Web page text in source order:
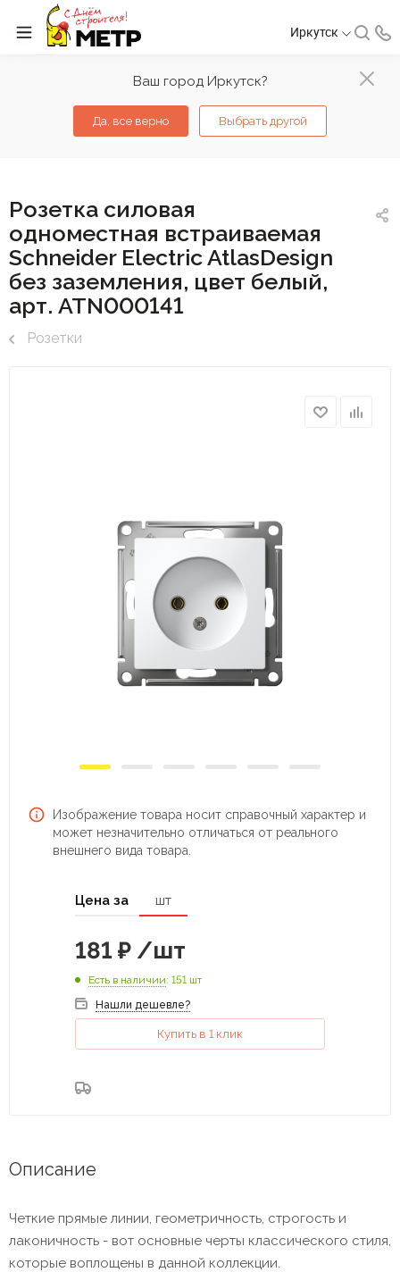
Ваш город Иркутск?
Да, все верно Выбрать другой
Иркутск
Розетка силовая
одноместная встраиваемая
Schneider Electric AtlasDesign
без заземления, цвет белый,
арт. ATN000141
Розетки
Изображение товара носит справочный характер и
может незначительно отличаться от реального
внешнего вида товара.
Цена за шт
181 ₽ /шт
Есть в наличии: 151 шт
Нашли дешевле?
Купить в 1 клик
Описание
Четкие прямые линии, геометричность, строгость и
лаконичность - вот основные черты классического стиля,
которые воплощены в данной коллекции.